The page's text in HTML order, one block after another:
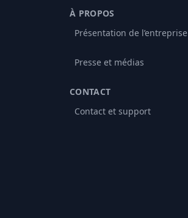
À PROPOS
Présentation de l’entreprise
Presse et médias
CONTACT
Contact et support